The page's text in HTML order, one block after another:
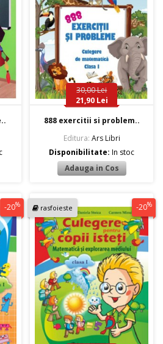
30,00 Lei
21,90 Lei
888 exercitii si problem..
Editura: Ars Libri
Disponibilitate:In stoc
-20% rasfoieste -20%